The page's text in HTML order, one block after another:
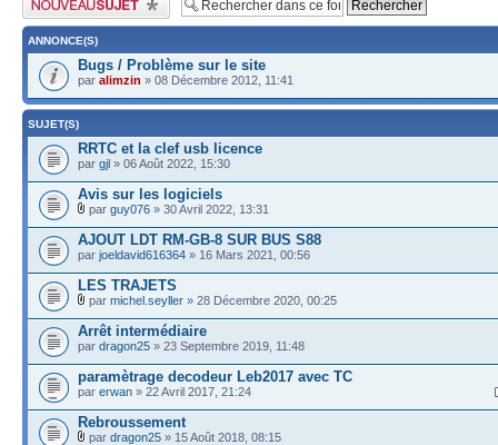
ANNONCE(S)
Bugs / Problème sur le site
par alimzin » 08 Décembre 2012, 11:41
SUJET(S)
RRTC et la clef usb licence
par gjl » 06 Août 2022, 15:30
Avis sur les logiciels
par guy076 » 30 Avril 2022, 13:31
AJOUT LDT RM-GB-8 SUR BUS S88
par joeldavid616364 » 16 Mars 2021, 00:56
LES TRAJETS
par michel.seyller » 28 Décembre 2020, 00:25
Arrêt intermédiaire
par dragon25 » 23 Septembre 2019, 11:48
paramètrage decodeur Leb2017 avec TC
par erwan » 22 Avril 2017, 21:24
Rebroussement
par dragon25 » 15 Août 2018, 08:15